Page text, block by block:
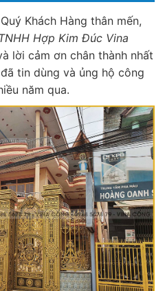
Khách Hàng thân mến,
Hợp Kim Đúc Vina
lời cảm ơn chân thành nhất
tin dùng và ủng hộ công
năm qua.